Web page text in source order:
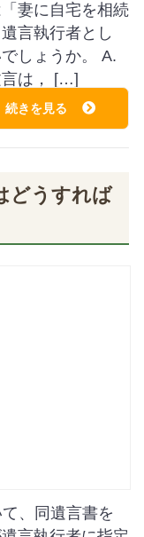
妻に自宅を相続
言執行者とし
しょうか。 A.
は， […]
続きを見る
どうすれば
、同遺言書を